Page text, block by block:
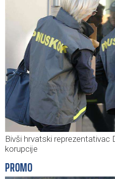
Bivši hrvatski reprezentativac
korupcije
PROMO